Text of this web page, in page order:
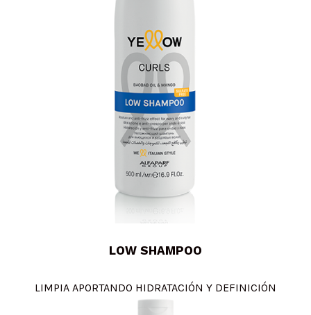
LOW SHAMPOO
LIMPIA APORTANDO HIDRATACIÓN Y DEFINICIÓN